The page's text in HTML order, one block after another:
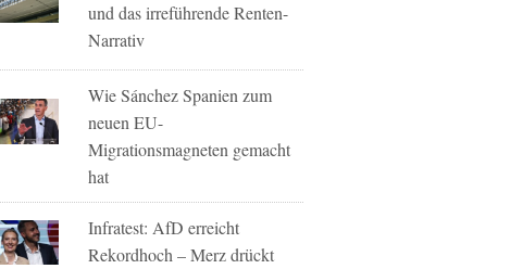
und das irreführende Renten-
Narrativ
Wie Sánchez Spanien zum
neuen EU-
Migrationsmagneten gemacht
hat
Infratest: AfD erreicht
Rekordhoch – Merz drückt